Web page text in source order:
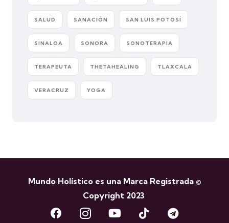
SALUD SANACIÓN SAN LUIS POTOSÍ
SINALOA SONORA SONOTERAPIA
TERAPEUTA THETAHEALING TLAXCALA
VERACRUZ YOGA
Mundo Holístico es una Marca Registrada ©
Copyright 2023